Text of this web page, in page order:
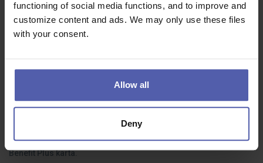
functioning of social media functions, and to improve and
customize content and ads. We may only use these files
with your consent.
Allow all
Deny
Měsíční prémie neslibujeme, ale opravdu vyplácíme.
Více volna. Práce 15 - 16 dní v měsíci. Zbytek je život.
Týden dovolené navíc + 1 Relax day.
800 Kč/měs. na penzijko/DIP/Multisportka.
Benefit Plus karta.